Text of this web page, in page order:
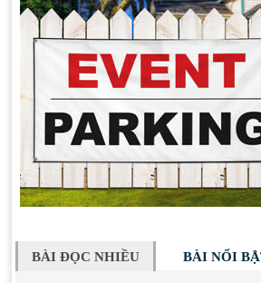
BÀI ĐỌC NHIỀU BÀI NỔI